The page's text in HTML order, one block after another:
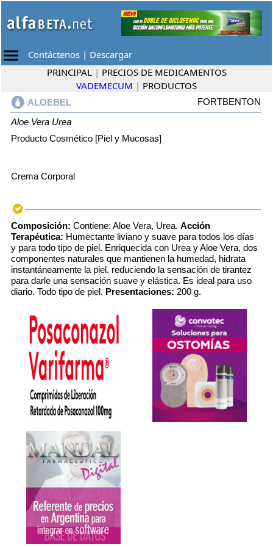
Contáctenos | Descargar
PRINCIPAL | PRECIOS DE MEDICAMENTOS
VADEMECUM | PRODUCTOS
ALOEBEL
FORTBENTON
Aloe Vera Urea
Producto Cosmético [Piel y Mucosas]
Crema Corporal
Composición: Contiene: Aloe Vera, Urea. Acción
Terapéutica: Humectante liviano y suave para todos los días
y para todo tipo de piel. Enriquecida con Urea y Aloe Vera, dos
componentes naturales que mantienen la humedad, hidrata
instantáneamente la piel, reduciendo la sensación de tirantez
para darle una sensación suave y elástica. Es ideal para uso
diario. Todo tipo de piel. Presentaciones: 200 g.